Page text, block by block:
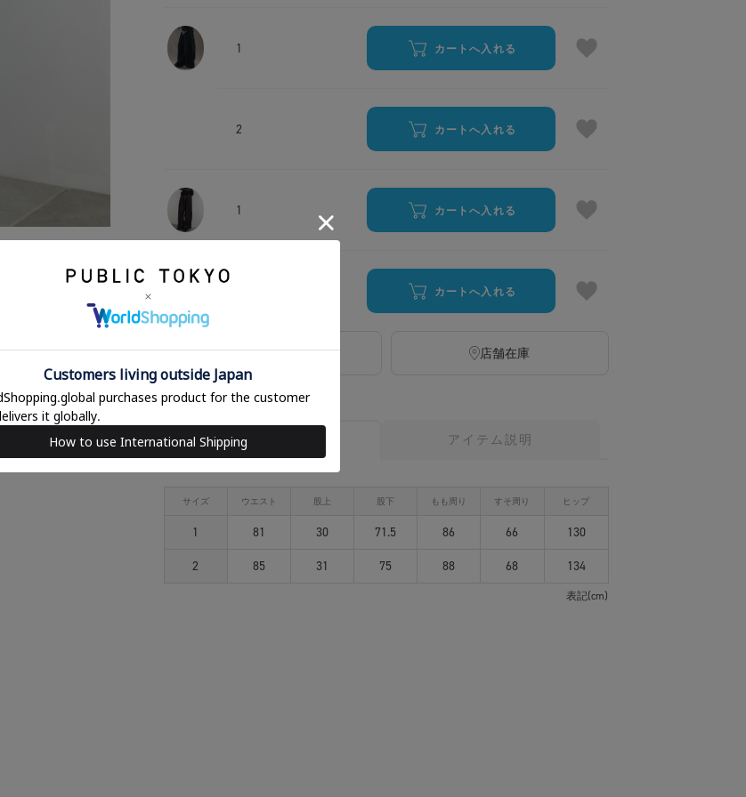
1 カートへ入れる
2 カートへ入れる
1 カートへ入れる
カートへ入れる
相談する 店舗在庫
アイテムサイズ アイテム説明
サイズ ウエスト 股上 股下 もも周り すそ周り ヒップ
1 81 30 71.5 86 66
130
2
85 31 75 88 68 134
表記(cm)